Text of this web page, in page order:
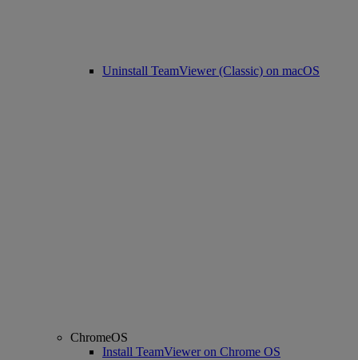
Uninstall TeamViewer (Classic) on macOS
ChromeOS
Install TeamViewer on Chrome OS